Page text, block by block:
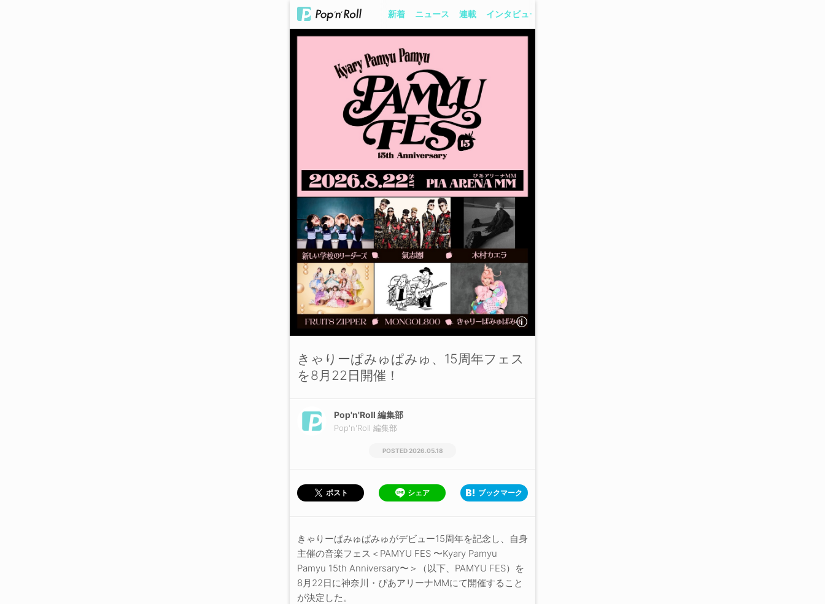
新着 ニュース 連載 インタビュー
きゃりーぱみゅぱみゅ、15周年フェス
を8月22日開催！
Pop'n'Roll 編集部
Pop'n'Roll 編集部
2026.05.18
ポスト シェア ブックマーク
きゃりーぱみゅぱみゅがデビュー15周年を記念し、自身
主催の音楽フェス＜PAMYU FES 〜Kyary Pamyu
Pamyu 15th Anniversary〜＞（以下、PAMYU FES）を
8月22日に神奈川・ぴあアリーナMMにて開催すること
が決定した。